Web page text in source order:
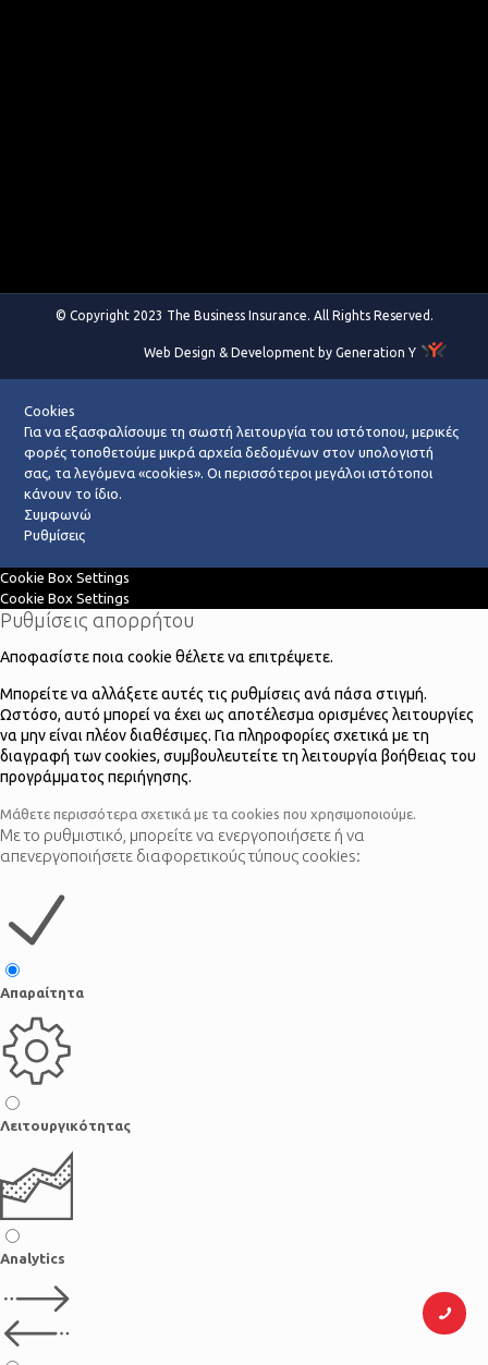
© Copyright 2023 The Business Insurance. All Rights Reserved.
Web Design & Development by Generation Y
Cookies
Για να εξασφαλίσουμε τη σωστή λειτουργία του ιστότοπου, μερικές
φορές τοποθετούμε μικρά αρχεία δεδομένων στον υπολογιστή
σας, τα λεγόμενα «cookies». Οι περισσότεροι μεγάλοι ιστότοποι
κάνουν το ίδιο.
Συμφωνώ
Ρυθμίσεις
Cookie Box Settings
Cookie Box Settings
Ρυθμίσεις απορρήτου
Αποφασίστε ποια cookie θέλετε να επιτρέψετε.
Μπορείτε να αλλάξετε αυτές τις ρυθμίσεις ανά πάσα στιγμή.
Ωστόσο, αυτό μπορεί να έχει ως αποτέλεσμα ορισμένες λειτουργίες
να μην είναι πλέον διαθέσιμες. Για πληροφορίες σχετικά με τη
διαγραφή των cookies, συμβουλευτείτε τη λειτουργία βοήθειας του
προγράμματος περιήγησης.
Μάθετε περισσότερα σχετικά με τα cookies που χρησιμοποιούμε.
Με το ρυθμιστικό, μπορείτε να ενεργοποιήσετε ή να
απενεργοποιήσετε διαφορετικούς τύπους cookies:
Απαραίτητα
Λειτουργικότητας
Analytics